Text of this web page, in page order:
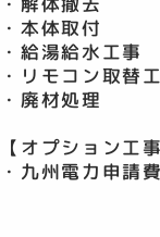
・本体取付
・給湯給水工事
・リモコン取替
・廃材処理
【オプション工事
・九州電力申請費